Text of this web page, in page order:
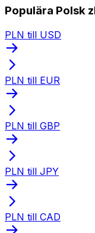
Populära Polsk
PLN till USD
PLN till EUR
PLN till GBP
PLN till JPY
PLN till CAD